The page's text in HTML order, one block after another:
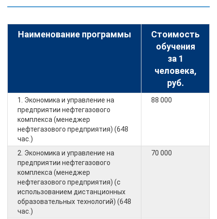
Наименование программы
Стоимость
обучения
за 1
человека,
руб.
1. Экономика и управление на
предприятии нефтегазового
комплекса (менеджер
нефтегазового предприятия) (648
час.)
88 000
2. Экономика и управление на
предприятии нефтегазового
комплекса (менеджер
нефтегазового предприятия) (с
использованием дистанционных
образовательных технологий) (648
час.)
70 000